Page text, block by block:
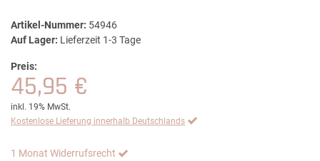
Artikel-Nummer: 54946
Auf Lager: Lieferzeit 1-3 Tage
Preis:
45,95 €
inkl. 19% MwSt.
Kostenlose Lieferung innerhalb Deutschlands
1 Monat Widerrufsrecht